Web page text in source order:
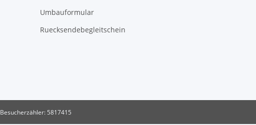
Umbauformular
Ruecksendebegleitschein
Besucherzähler: 5817415